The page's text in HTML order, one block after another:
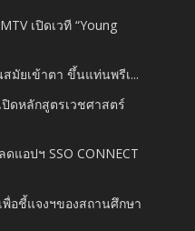
เปิดเวที “Young
มัยเข้าตา ขึ้นแท่นพรีเ...
ดหลักสูตรเวชศาสตร์
แอปฯ SSO CONNECT
พื่อชี้แจงฯของสถานศึกษา